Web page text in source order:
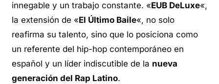
innegable y un trabajo constante. «EUB DeLuxe«,
la extensión de «El Último Baile«, no solo
reafirma su talento, sino que lo posiciona como
un referente del hip-hop contemporáneo en
español y un líder indiscutible de la nueva
generación del Rap Latino.